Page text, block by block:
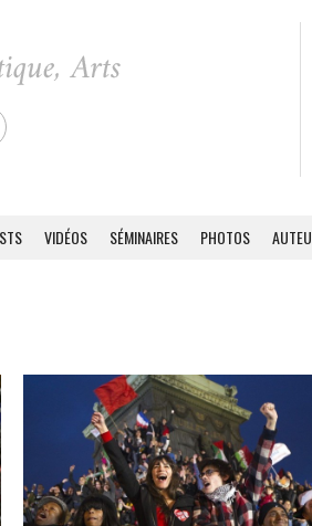
VIDÉOS SÉMINAIRES PHOTOS